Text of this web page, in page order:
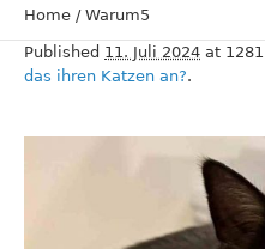
Home / Warum5
Published 11. Juli 2024 at
das ihren Katzen an?.